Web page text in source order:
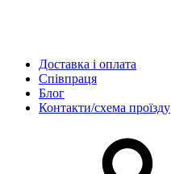
Доставка і оплата
Співпраця
Блог
Контакти/схема проїзду